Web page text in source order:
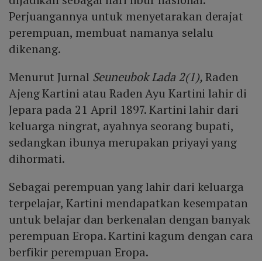
Perjuangannya untuk menyetarakan derajat
perempuan, membuat namanya selalu
dikenang.
Menurut Jurnal Seuneubok Lada 2(1),Raden
Ajeng Kartini atau Raden Ayu Kartini lahir di
Jepara pada 21 April 1897. Kartini lahir dari
keluarga ningrat, ayahnya seorang bupati,
sedangkan ibunya merupakan priyayi yang
dihormati.
Sebagai perempuan yang lahir dari keluarga
terpelajar, Kartini mendapatkan kesempatan
untuk belajar dan berkenalan dengan banyak
perempuan Eropa. Kartini kagum dengan cara
berfikir perempuan Eropa.